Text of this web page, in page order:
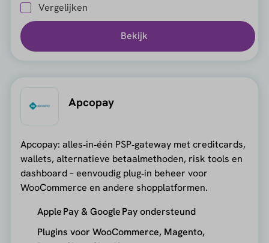
Vergelijken
Bekijk
Apcopay
Apcopay: alles‑in‑één PSP‑gateway met creditcards,
wallets, alternatieve betaalmethoden, risk tools en
dashboard – eenvoudig plug‑in beheer voor
WooCommerce en andere shopplatformen.
Apple Pay & Google Pay ondersteund
Plugins voor WooCommerce, Magento,